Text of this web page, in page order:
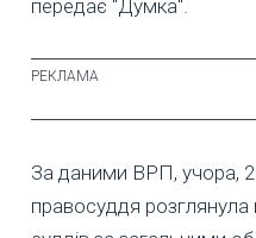
передає "Думка".
За даними ВРП, учора,
правосуддя розглянула